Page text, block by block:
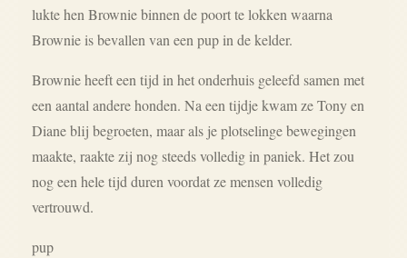
lukte hen Brownie binnen de poort te lokken waarna
Brownie is bevallen van een pup in de kelder.
Brownie heeft een tijd in het onderhuis geleefd samen met
een aantal andere honden. Na een tijdje kwam ze Tony en
Diane blij begroeten, maar als je plotselinge bewegingen
maakte, raakte zij nog steeds volledig in paniek. Het zou
nog een hele tijd duren voordat ze mensen volledig
vertrouwd.
pup